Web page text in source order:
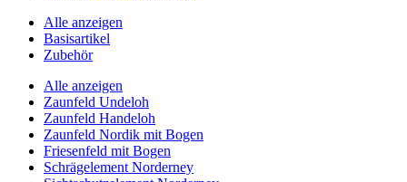
Alle anzeigen
Basisartikel
Zubehör
Alle anzeigen
Zaunfeld Undeloh
Zaunfeld Handeloh
Zaunfeld Nordik mit Bogen
Friesenfeld mit Bogen
Schrägelement Norderney